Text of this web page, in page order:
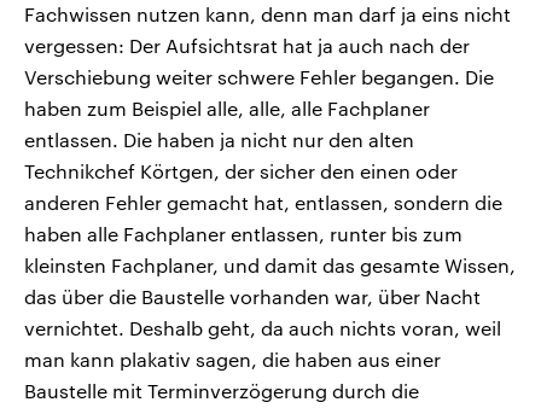
Fachwissen nutzen kann, denn man darf ja eins nicht
vergessen: Der Aufsichtsrat hat ja auch nach der
Verschiebung weiter schwere Fehler begangen. Die
haben zum Beispiel alle, alle, alle Fachplaner
entlassen. Die haben ja nicht nur den alten
Technikchef Körtgen, der sicher den einen oder
anderen Fehler gemacht hat, entlassen, sondern die
haben alle Fachplaner entlassen, runter bis zum
kleinsten Fachplaner, und damit das gesamte Wissen,
das über die Baustelle vorhanden war, über Nacht
vernichtet. Deshalb geht, da auch nichts voran, weil
man kann plakativ sagen, die haben aus einer
Baustelle mit Terminverzögerung durch die